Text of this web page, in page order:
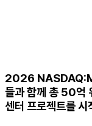
2026
들과 함께 총 50억
센터 프로젝트를 시